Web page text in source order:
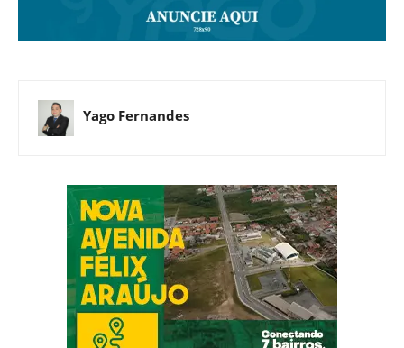
Yago Fernandes